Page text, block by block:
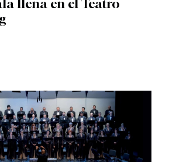
llena en el Teatro